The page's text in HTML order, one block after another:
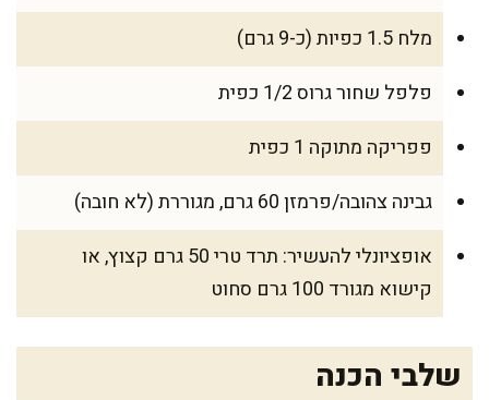
מלח 1.5 כפיות (כ-9 גרם)
פלפל שחור גרוס 1/2 כפית
פפריקה מתוקה 1 כפית
גבינה צהובה/פרמזן 60 גרם, מגוררת (לא חובה)
אופציונלי להעשיר: תרד טרי 50 גרם קצוץ, או
קישוא מגורד 100 גרם סחוט
שלבי הכנה